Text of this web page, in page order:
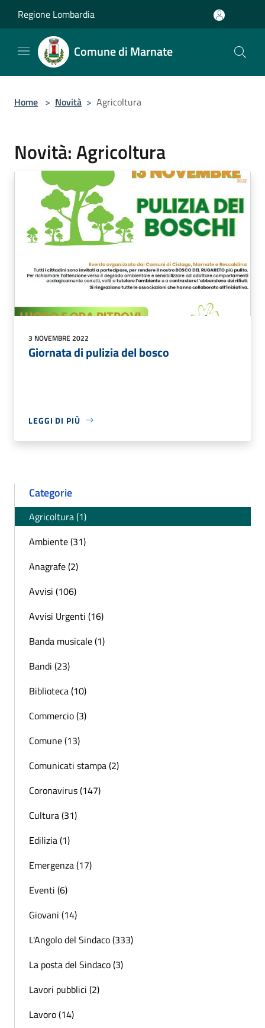
Regione Lombardia
Comune di Marnate
Home > Novità > Agricoltura
Novità: Agricoltura
3 NOVEMBRE 2022
Giornata di pulizia del bosco
LEGGI DI PIÙ
Categorie
Agricoltura (1)
Ambiente (31)
Anagrafe (2)
Avvisi (106)
Avvisi Urgenti (16)
Banda musicale (1)
Bandi (23)
Biblioteca (10)
Commercio (3)
Comune (13)
Comunicati stampa (2)
Coronavirus (147)
Cultura (31)
Edilizia (1)
Emergenza (17)
Eventi (6)
Giovani (14)
L'Angolo del Sindaco (333)
La posta del Sindaco (3)
Lavori pubblici (2)
Lavoro (14)